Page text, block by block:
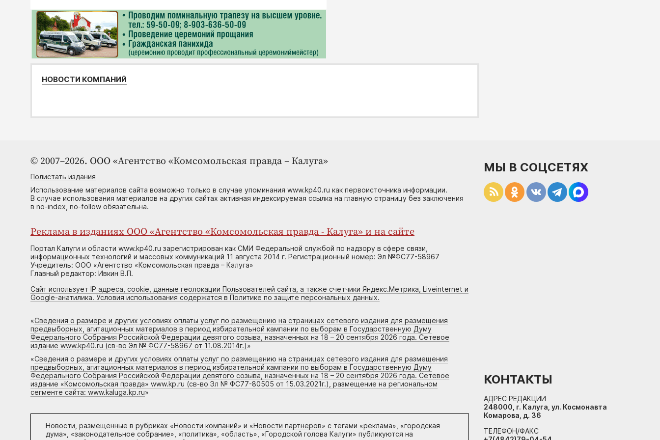
НОВОСТИ КОМПАНИЙ
© 2007–2026. ООО «Агентство «Комсомольская правда – Калуга»
Полистать издания
Использование материалов сайта возможно только в случае упоминания www.kp40.ru как первоисточника информации.
В случае использования материалов на других сайтах активная индексируемая ссылка на главную страницу без заключения
в no-index, no-follow обязательна.
Реклама в изданиях ООО «Агентство «Комсомольская правда - Калуга» и на сайте
Портал Калуги и области www.kp40.ru зарегистрирован как СМИ Федеральной службой по надзору в сфере связи,
информационных технологий и массовых коммуникаций 11 августа 2014 г. Регистрационный номер: Эл №ФС77-58967
Учредитель: ООО «Агентство «Комсомольская правда – Калуга»
Главный редактор: Ивкин В.П.
Сайт использует IP адреса, cookie, данные геолокации Пользователей сайта, а также счетчики Яндекс.Метрика, Liveinternet и
Google-анатилика. Условия использования содержатся в Политике по защите персональных данных.
«Сведения о размере и других условиях оплаты услуг по размещению на страницах сетевого издания для размещения
предвыборных, агитационных материалов в период избирательной кампании по выборам в Государственную Думу
Федерального Собрания Российской Федерации девятого созыва, назначенных на 18 – 20 сентября 2026 года. Сетевое
издание www.kp40.ru (св-во Эл № ФС77-58967 от 11.08.2014г.)»
«Сведения о размере и других условиях оплаты услуг по размещению на страницах сетевого издания для размещения
предвыборных, агитационных материалов в период избирательной кампании по выборам в Государственную Думу
Федерального Собрания Российской Федерации девятого созыва, назначенных на 18 – 20 сентября 2026 года. Сетевое
издание «Комсомольская правда» www.kp.ru (св-во Эл № ФС77-80505 от 15.03.2021г.), размещение на региональном
сегменте сайта: www.kaluga.kp.ru»
Новости, размещенные в рубриках «Новости компаний» и «Новости партнеров» с тегами «реклама», «городская
дума», «законодательное собрание», «политика», «область», «Городской голова Калуги» публикуются на
МЫ В СОЦСЕТЯХ
КОНТАКТЫ
АДРЕС РЕДАКЦИИ
248000, г. Калуга, ул. Космонавта
Комарова, д. 36
ТЕЛЕФОН/ФАКС